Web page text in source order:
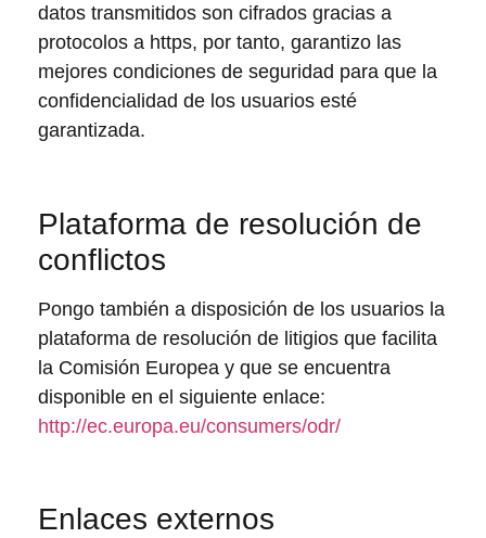
datos transmitidos son cifrados gracias a
protocolos a https, por tanto, garantizo las
mejores condiciones de seguridad para que la
confidencialidad de los usuarios esté
garantizada.
Plataforma de resolución de
conflictos
Pongo también a disposición de los usuarios la
plataforma de resolución de litigios que facilita
la Comisión Europea y que se encuentra
disponible en el siguiente enlace:
http://ec.europa.eu/consumers/odr/
Enlaces externos